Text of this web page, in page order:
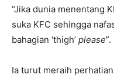
“Jika dunia menentang
suka KFC sehingga
bahagian ‘thigh’ please”.
Ia turut meraih